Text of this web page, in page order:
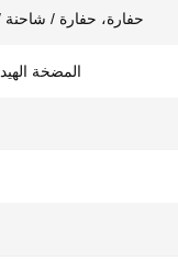
حفارة، حفارة / شاحنة /
المضخة